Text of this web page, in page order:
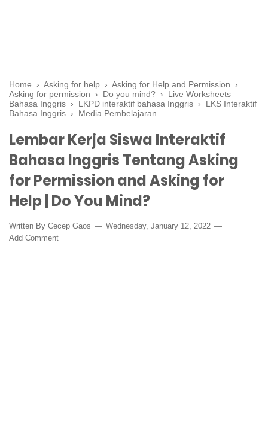
Home › Asking for help › Asking for Help and Permission
›
Asking for permission
› Do you mind? › Live Worksheets
Bahasa Inggris › LKPD interaktif bahasa Inggris › LKS Interaktif
Bahasa Inggris › Media Pembelajaran
Lembar Kerja Siswa Interaktif
Bahasa Inggris Tentang Asking
for Permission and Asking for
Help | Do You Mind?
Written By Cecep Gaos
Wednesday, January 12, 2022
Add Comment